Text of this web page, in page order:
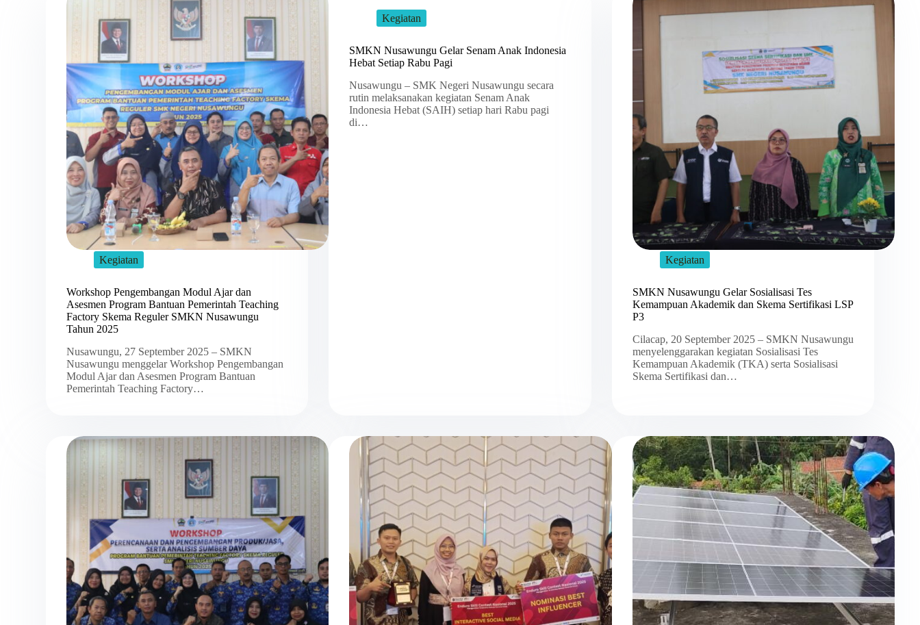
Kegiatan
Workshop Pengembangan Modul Ajar dan
Asesmen Program Bantuan Pemerintah Teaching
Factory Skema Reguler SMKN Nusawungu
Tahun 2025
Nusawungu, 27 September 2025 – SMKN
Nusawungu menggelar Workshop Pengembangan
Modul Ajar dan Asesmen Program Bantuan
Pemerintah Teaching Factory…
Kegiatan
SMKN Nusawungu Gelar Senam Anak Indonesia
Hebat Setiap Rabu Pagi
Nusawungu – SMK Negeri Nusawungu secara
rutin melaksanakan kegiatan Senam Anak
Indonesia Hebat (SAIH) setiap hari Rabu pagi
di…
Kegiatan
SMKN Nusawungu Gelar Sosialisasi Tes
Kemampuan Akademik dan Skema Sertifikasi LSP
P3
Cilacap, 20 September 2025 – SMKN Nusawungu
menyelenggarakan kegiatan Sosialisasi Tes
Kemampuan Akademik (TKA) serta Sosialisasi
Skema Sertifikasi dan…